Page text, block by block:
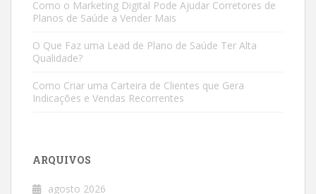
Como o Marketing Digital Pode Ajudar Corretores de
Planos de Saúde a Vender Mais
O Que Faz uma Lead de Plano de Saúde Ter Alta
Qualidade?
Como Criar uma Carteira de Clientes que Gera
Indicações e Vendas Recorrentes
ARQUIVOS
agosto 2026